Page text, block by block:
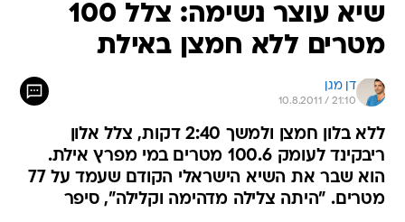
שיא עוצר נשימה: צלל 100
מטרים ללא חמצן באילת
דן מגן
10.8.2011 / 21:10
ללא בלון חמצן ולמשך 2:40 דקות, צלל אלון
ריבקינד לעומק 100.6 מטרים במי מפרץ אילת.
הוא שבר את השיא הישראלי הקודם שעמד על 77
מטרים. "היתה צלילה מדהימה וקלילה", סיפר